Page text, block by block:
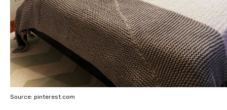
Source: pinterest.com